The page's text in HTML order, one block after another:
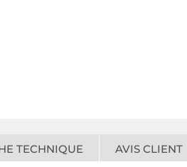
TECHNIQUE AVIS CLIENT